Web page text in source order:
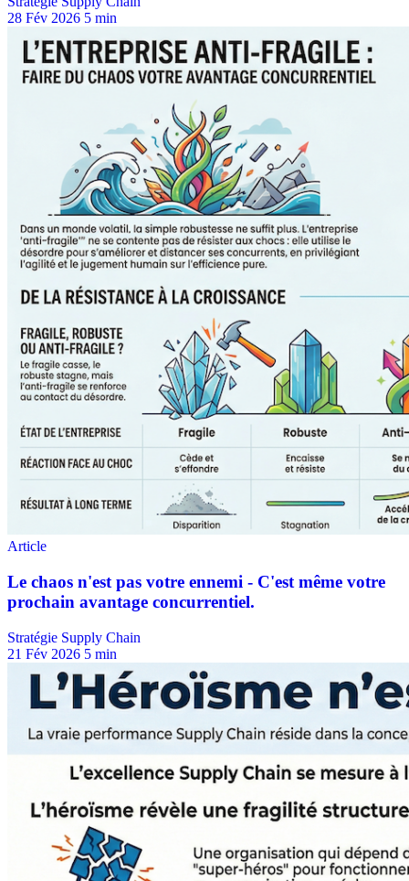
28 Fév 2026 5 min
Stratégie Supply Chain
21 Fév 2026 5 min